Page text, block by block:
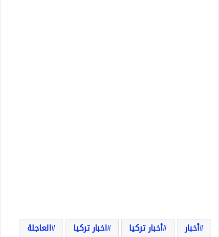
أخبار أخبار تركيا اخبار تركيا
العاجلة